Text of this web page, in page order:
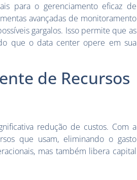
para o gerenciamento eficaz de
avançadas de monitoramento
gargalos. Isso permite que as
que o data center opere em sua
de Recursos
redução de custos. Com a
que usam, eliminando o gasto
mas também libera capital